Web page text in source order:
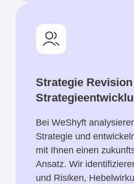
Strategie
Bei WeShyft
Strategie und
mit Ihnen einen
Ansatz. Wir
und Risiken,